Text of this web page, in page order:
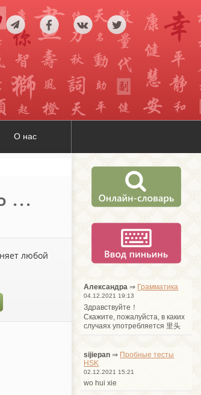
О нас
...
любой
Александра ⇒ Грамматика
04.12.2021 19:13
Здравствуйте！
Cкажите, пожалуйста, в каких
случаях употребляется 里头
sijiepan ⇒ Пробные тесты
HSK
02.12.2021 15:21
wo hui xie